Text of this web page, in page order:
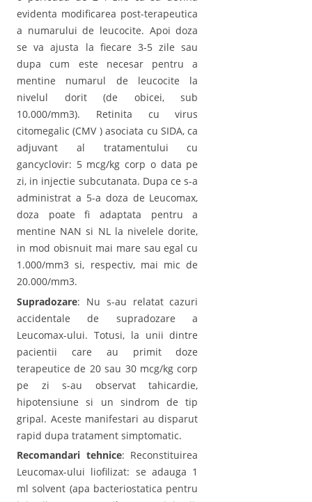
evidenta modificarea post-terapeutica
a numarului de leucocite. Apoi doza
se va ajusta la fiecare 3-5 zile sau
dupa cum este necesar pentru a
mentine numarul de leucocite la
nivelul dorit (de obicei, sub
10.000/mm3). Retinita cu virus
citomegalic (CMV ) asociata cu SIDA, ca
adjuvant al tratamentului cu
gancyclovir: 5 mcg/kg corp o data pe
zi, in injectie subcutanata. Dupa ce s-a
administrat a 5-a doza de Leucomax,
doza poate fi adaptata pentru a
mentine NAN si NL la nivelele dorite,
in mod obisnuit mai mare sau egal cu
1.000/mm3 si, respectiv, mai mic de
20.000/mm3.
Supradozare: Nu s-au relatat cazuri
accidentale de supradozare a
Leucomax-ului. Totusi, la unii dintre
pacientii care au primit doze
terapeutice de 20 sau 30 mcg/kg corp
pe zi s-au observat tahicardie,
hipotensiune si un sindrom de tip
gripal. Aceste manifestari au disparut
rapid dupa tratament simptomatic.
Recomandari tehnice: Reconstituirea
Leucomax-ului liofilizat: se adauga 1
ml solvent (apa bacteriostatica pentru